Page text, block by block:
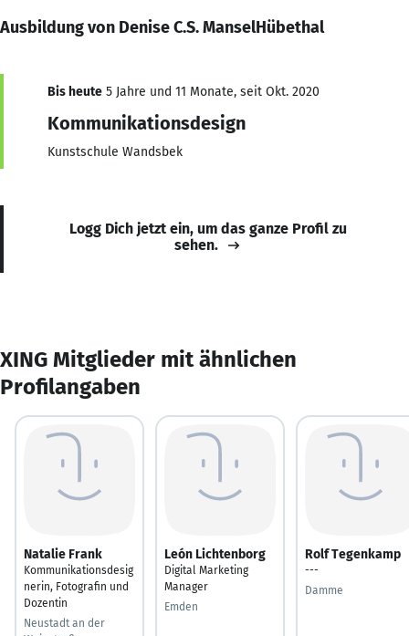
Ausbildung von Denise C.S. ManselHübethal
Bis heute 5 Jahre und 11 Monate, seit Okt. 2020
Kommunikationsdesign
Kunstschule Wandsbek
Logg Dich jetzt ein, um das ganze Profil zu
sehen.
XING Mitglieder mit ähnlichen
Profilangaben
Natalie Frank
Kommunikationsdesig
nerin, Fotografin und
Dozentin
Neustadt an der
León Lichtenborg
Digital Marketing
Manager
Emden
Rolf Tegenkamp
---
Damme